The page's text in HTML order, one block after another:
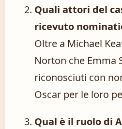
Quali attori del
ricevuto
Oltre a Michael
Norton che Emma
riconosciuti con
Oscar per le loro
Qual è il ruolo di